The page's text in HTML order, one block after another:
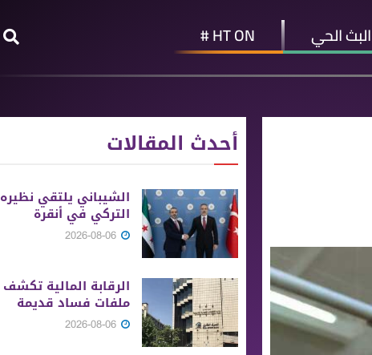
البث الحي HT ON #
أحدث المقالات
الشيباني يلتقي نظيره
التركي في أنقرة
الرقابة المالية تكشف
ملفات فساد قديمة